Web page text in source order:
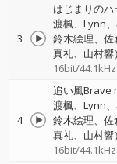
3
はじまりのハ
渡楓、Lynn、
鈴木絵理、佐
真礼、山村響）
16bit/44.1kHz
4
追い風Brave
渡楓、Lynn、
鈴木絵理、佐
真礼、山村響）
16bit/44.1kHz